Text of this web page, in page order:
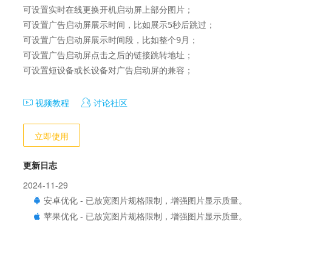
可设置实时在线更换开机启动屏上部分图片；
可设置广告启动屏展示时间，比如展示5秒后跳过；
可设置广告启动屏展示时间段，比如整个9月；
可设置广告启动屏点击之后的链接跳转地址；
可设置短设备或长设备对广告启动屏的兼容；
视频教程 讨论社区
立即使用
更新日志
2024-11-29
安卓优化 - 已放宽图片规格限制，增强图片显示质量。
苹果优化 - 已放宽图片规格限制，增强图片显示质量。